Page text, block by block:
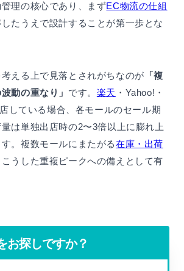
理の核心であり、まずEC物流の仕組
したうえで設計することが第一歩とな
える上で見落とされがちなのが 「複
動の重なり」 です。 楽天 ・Yahoo!・
している場合、各モールのセール期
は単独出店時の2〜3倍以上に膨れ上
。複数モールにまたがる在庫・出荷
こうした重複ピークへの備えとして有
お探しですか？